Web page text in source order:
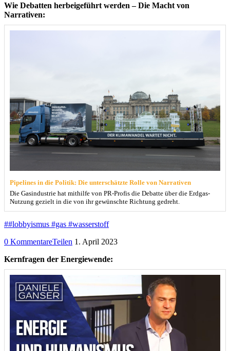
Wie Debatten herbeigeführt werden – Die Macht von
Narrativen:
Pipelines in die Politik: Die unterschätzte Rolle von Narrativen
Die Gasindustrie hat mithilfe von PR-Profis die Debatte über die Erdgas-
Nutzung gezielt in die von ihr gewünschte Richtung gedreht.
##lobbyismus #gas #wasserstoff
0 KommentareTeilen 1. April 2023
Kernfragen der Energiewende: